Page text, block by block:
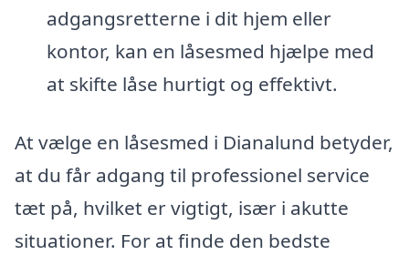
adgangsretterne i dit hjem eller
kontor, kan en låsesmed hjælpe med
at skifte låse hurtigt og effektivt.
At vælge en låsesmed i Dianalund betyder,
at du får adgang til professionel service
tæt på, hvilket er vigtigt, især i akutte
situationer. For at finde den bedste